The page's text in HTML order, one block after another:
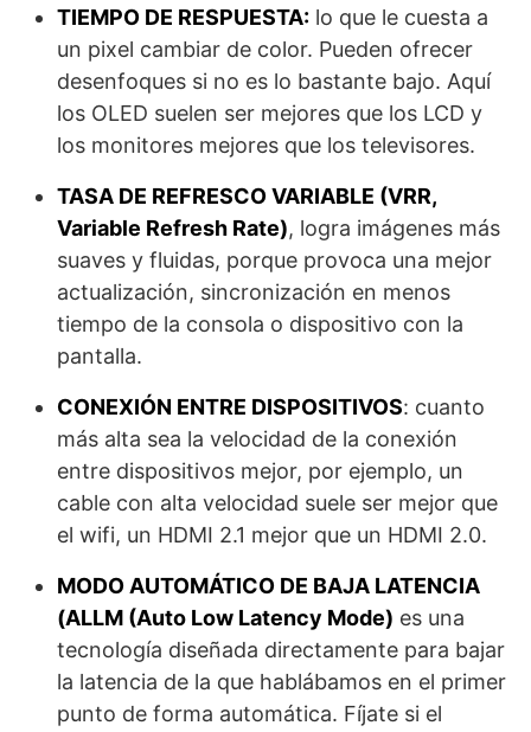
TIEMPO DE RESPUESTA: lo que le cuesta a
un pixel cambiar de color. Pueden ofrecer
desenfoques si no es lo bastante bajo. Aquí
los OLED suelen ser mejores que los LCD y
los monitores mejores que los televisores.
TASA DE REFRESCO VARIABLE (VRR,
Variable Refresh Rate), logra imágenes más
suaves y fluidas, porque provoca una mejor
actualización, sincronización en menos
tiempo de la consola o dispositivo con la
pantalla.
CONEXIÓN ENTRE DISPOSITIVOS: cuanto
más alta sea la velocidad de la conexión
entre dispositivos mejor, por ejemplo, un
cable con alta velocidad suele ser mejor que
el wifi, un HDMI 2.1 mejor que un HDMI 2.0.
MODO AUTOMÁTICO DE BAJA LATENCIA
(ALLM (Auto Low Latency Mode) es una
tecnología diseñada directamente para bajar
la latencia de la que hablábamos en el primer
punto de forma automática. Fíjate si el